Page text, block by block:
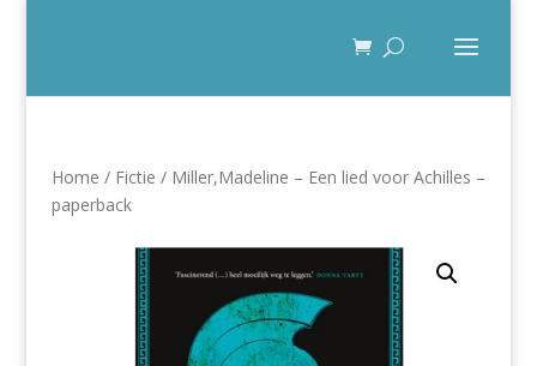
Home / Fictie / Miller,Madeline – Een lied voor Achilles –
paperback